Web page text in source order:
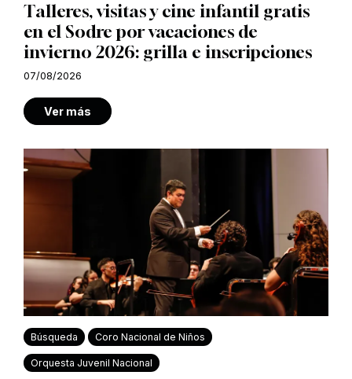
Talleres, visitas y cine infantil gratis
en el Sodre por vacaciones de
invierno 2026: grilla e inscripciones
07/08/2026
Ver más
Búsqueda Coro Nacional de Niños
Orquesta Juvenil Nacional